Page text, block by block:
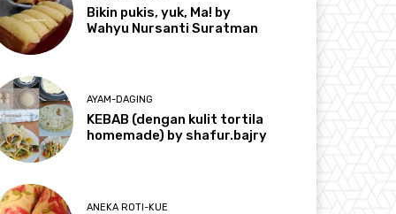
Bikin pukis, yuk, Ma! by
Wahyu Nursanti Suratman
AYAM-DAGING
KEBAB (dengan kulit tortila
homemade) by shafur.bajry
ANEKA ROTI-KUE